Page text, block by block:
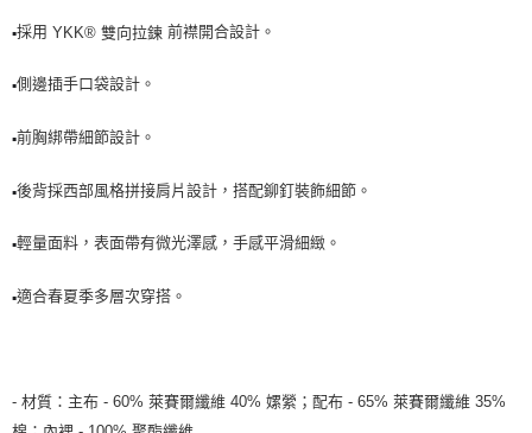
▪️採用YKK® 雙向拉鍊 前襟開合設計。
▪️側邊插手口袋設計。
▪️前胸綁帶細節設計。
▪️後背採西部風格拼接肩片設計，搭配鉚釘裝飾細節。
▪️輕量面料，表面帶有微光澤感，手感平滑細緻。
▪️適合春夏季多層次穿搭。
- 材質： 主布 - 60% 萊賽爾纖維 40% 嫘縈 ；配布 - 65% 萊賽爾纖維 35%